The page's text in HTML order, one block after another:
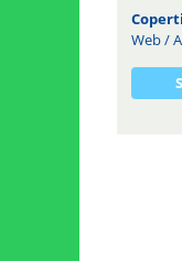
Web/